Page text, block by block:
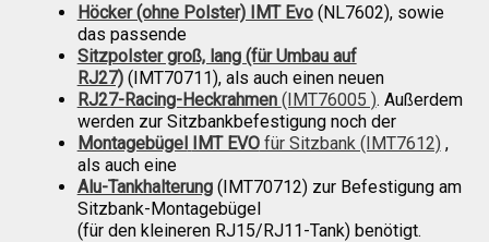
Zahlungsarten
Höcker (ohne Polster) IMT Evo(NL7602), sowie
das passende
Sitzpolster groß, lang (für Umbau auf
RJ27)(IMT70711), als auch einen neuen
RJ27-Racing-Heckrahmen (IMT76005 ). Außerdem
werden zur Sitzbankbefestigung noch der
Montagebügel IMT EVOfür Sitzbank (IMT7612) ,
als auch eine
Alu-Tankhalterung (IMT70712) zur Befestigung am
Sitzbank-Montagebügel
(für den kleineren RJ15/RJ11-Tank) benötigt.